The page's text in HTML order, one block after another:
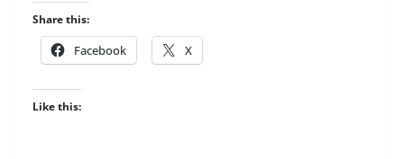
Share this:
Facebook X
Like this: